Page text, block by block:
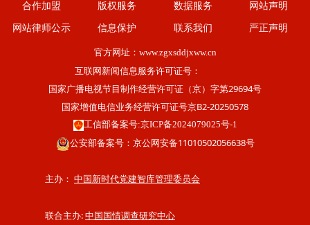
合作加盟 版权服务 数据服务 网站声明
网站律师公示 信息保护 联系我们 严正声明
官方网址： www.zgxsddjxww.cn
互联网新闻信息服务许可证号：
国家广播电视节目制作经营许可证（京）字第29694号
国家增值电信业务经营许可证号京B2-20250578
工信部备案号:京ICP备2024079025号-1
公安部备案号：京公网安备11010502056638号
主办： 中国新时代党建智库管理委员会
联合主办: 中国国情调查研究中心